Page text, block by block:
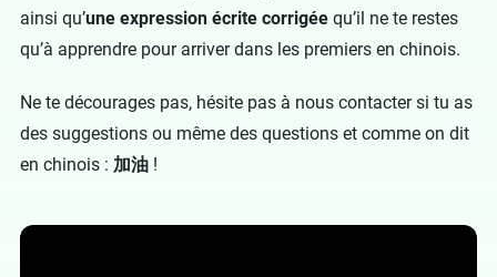
ainsi qu’une expression écrite corrigée qu’il ne te restes
qu’à apprendre pour arriver dans les premiers en chinois.
Ne te décourages pas, hésite pas à nous contacter si tu as
des suggestions ou même des questions et comme on dit
en chinois : 加油 !